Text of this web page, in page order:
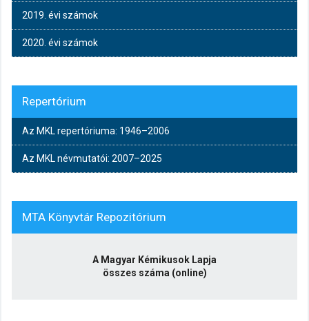
2019. évi számok
2020. évi számok
Repertórium
Az MKL repertóriuma: 1946–2006
Az MKL névmutatói: 2007–2025
MTA Könyvtár Repozitórium
A Magyar Kémikusok Lapja
összes száma (online)